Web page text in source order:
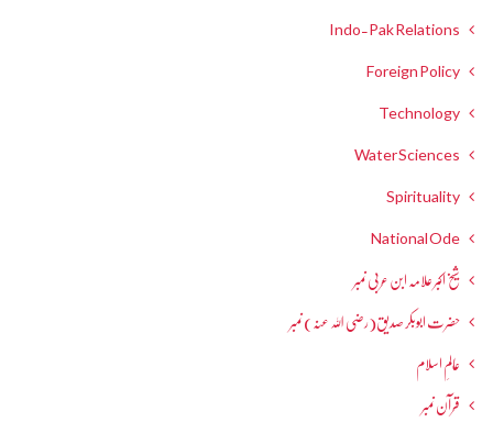
Indo-Pak Relations
Foreign Policy
Technology
Water Sciences
Spirituality
National Ode
شیخ اکبر علامہ ابن عربی نمبر
حضرت ابوبکر صدیق(رضی اللہ عنہ) نمبر
عالمِ اسلام
قرآن نمبر